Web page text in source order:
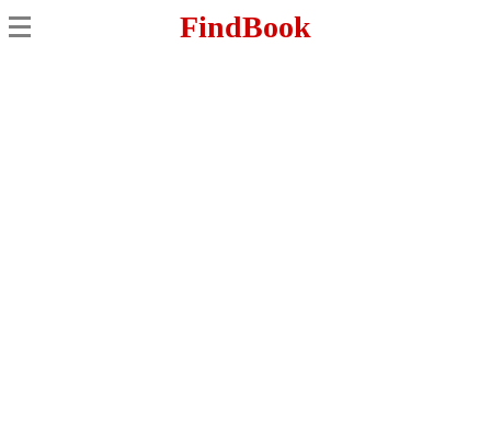
FindBook